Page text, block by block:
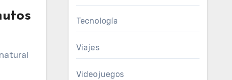
Tecnología
Viajes
Videojuegos